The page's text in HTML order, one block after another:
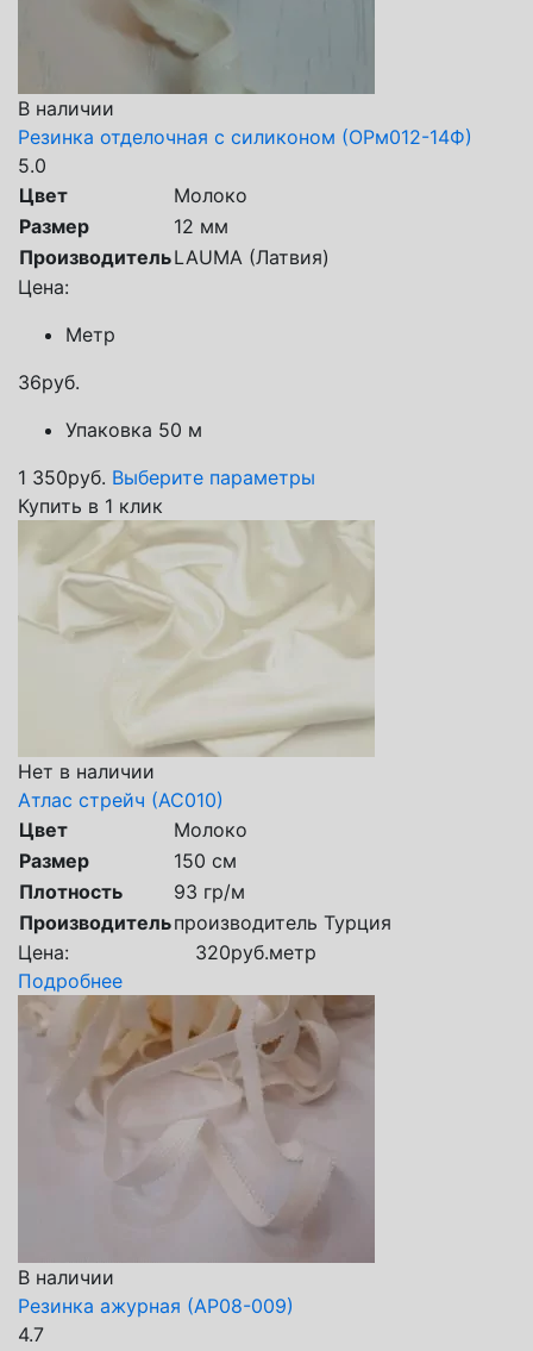
В наличии
Резинка отделочная с силиконом (ОРм012-14Ф)
5.0
Цвет
Молоко
Размер
12 мм
ПроизводительLAUMA (Латвия)
Цена:
Метр
36руб.
Упаковка 50 м
1 350руб. Выберите параметры
Купить в 1 клик
Нет в наличии
Атлас стрейч (АС010)
Цвет
Молоко
Размер
150 см
Плотность
93 гр/м
Производительпроизводитель Турция
Цена:
320руб.метр
Подробнее
В наличии
Резинка ажурная (АР08-009)
4.7